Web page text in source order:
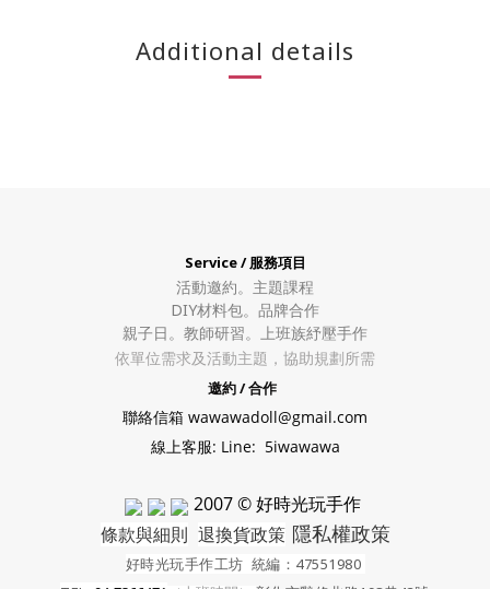
Additional details
Service / 服務項目
活動邀約。 主題課程
DIY材料包。 品牌合作
親子日。教師研習。上班族紓壓手作
依單位需求及活動主題，協助規劃所需
邀約 / 合作
聯絡信箱 wawawadoll@gmail.com
線上客服: Line: 5iwawawa
2007 © 好時光玩手作
條款與細則 退換貨政策 隱私權政策
好時光玩手作工坊 統編：47551980